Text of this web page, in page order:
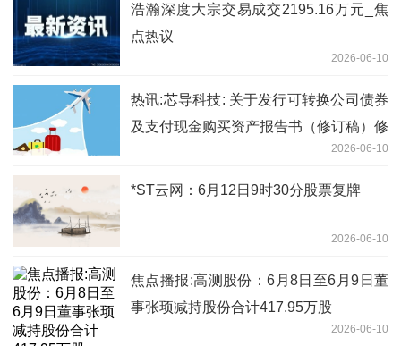
浩瀚深度大宗交易成交2195.16万元_焦
点热议
2026-06-10
热讯:芯导科技: 关于发行可转换公司债券
及支付现金购买资产报告书（修订稿）修
2026-06-10
*ST云网：6月12日9时30分股票复牌
2026-06-10
焦点播报:高测股份：6月8日至6月9日董
事张顼减持股份合计417.95万股
2026-06-10